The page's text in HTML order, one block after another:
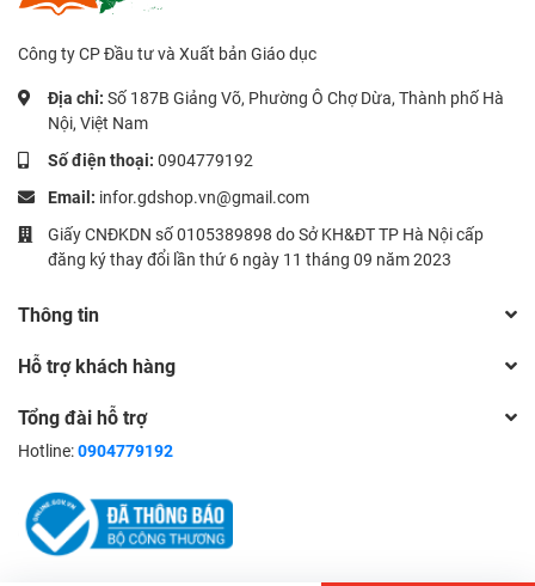
Công ty CP Đầu tư và Xuất bản Giáo dục
Địa chỉ: Số 187B Giảng Võ, Phường Ô Chợ Dừa, Thành phố Hà
Nội, Việt Nam
Số điện thoại: 0904779192
Email: infor.gdshop.vn@gmail.com
Giấy CNĐKDN số 0105389898 do Sở KH&ĐT TP Hà Nội cấp
đăng ký thay đổi lần thứ 6 ngày 11 tháng 09 năm 2023
Thông tin
Hỗ trợ khách hàng
Tổng đài hỗ trợ
Hotline:0904779192